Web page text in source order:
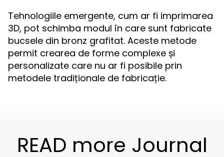
Tehnologiile emergente, cum ar fi imprimarea
3D, pot schimba modul în care sunt fabricate
bucsele din bronz grafitat. Aceste metode
permit crearea de forme complexe și
personalizate care nu ar fi posibile prin
metodele tradiționale de fabricație.
READ more Journal